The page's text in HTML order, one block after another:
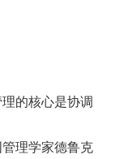
的核心是协调
理学家德鲁克